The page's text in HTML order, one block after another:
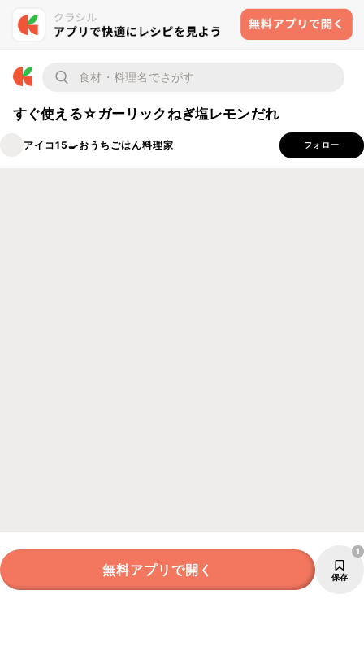
すぐ使える☆ガーリックねぎ塩レモンだれ
アイコ15🍳おうちごはん料理家 フォロー
無料アプリで開く 保存
1